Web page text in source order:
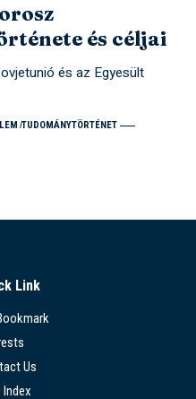
és céljai
és az Egyesült
TUDOMÁNYTÖRTÉNET
Link
Us
Index